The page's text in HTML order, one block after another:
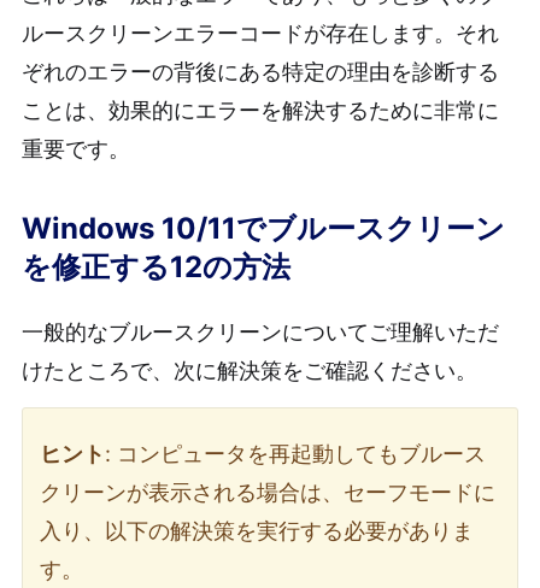
ルースクリーンエラーコードが存在します。それ
ぞれのエラーの背後にある特定の理由を診断する
ことは、効果的にエラーを解決するために非常に
重要です。
Windows 10/11でブルースクリーン
を修正する12の方法
一般的なブルースクリーンについてご理解いただ
けたところで、次に解決策をご確認ください。
ヒント: コンピュータを再起動してもブルース
クリーンが表示される場合は、セーフモードに
入り、以下の解決策を実行する必要がありま
す。